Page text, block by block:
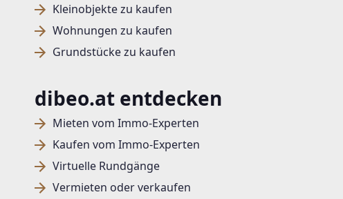
Kleinobjekte zu kaufen
Wohnungen zu kaufen
Grundstücke zu kaufen
dibeo.at entdecken
Mieten vom Immo-Experten
Kaufen vom Immo-Experten
Virtuelle Rundgänge
Vermieten oder verkaufen